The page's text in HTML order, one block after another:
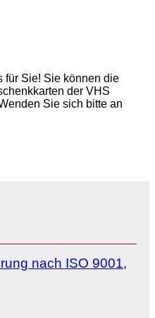
für Sie! Sie können die
der VHS
Sie sich bitte an